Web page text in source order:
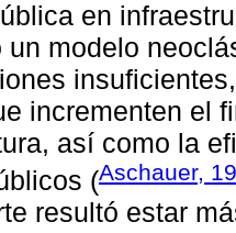
en
un modelo
incrementen el
así como la
(Aschauer,
resultó estar